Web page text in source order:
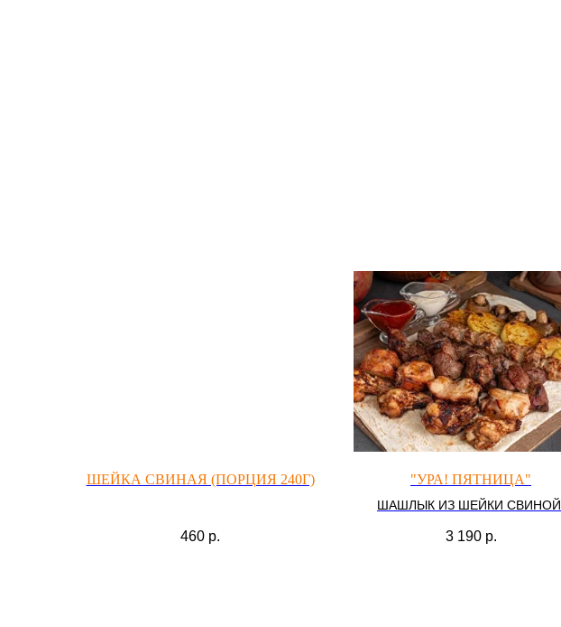
ШЕЙКА СВИНАЯ (ПОРЦИЯ 240Г)
460 р.
"УРА! ПЯТНИЦА"
ШАШЛЫК ИЗ ШЕЙКИ СВИНОЙ,
КЕБАБ, ГРИБЫ, КАРТОФЕЛЬ НА
3 190 р.